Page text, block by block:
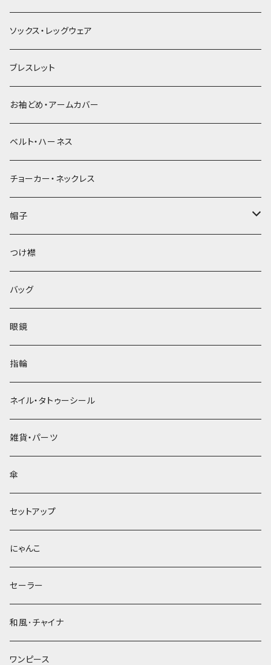
ソックス・レッグウェア
ブレスレット
お袖どめ・アームカバー
ベルト・ハーネス
チョーカー・ネックレス
帽子
ベレー帽
つけ襟
バッグ
眼鏡
指輪
ネイル・タトゥーシール
雑貨・パーツ
傘
セットアップ
にゃんこ
セーラー
和風･チャイナ
ワンピース